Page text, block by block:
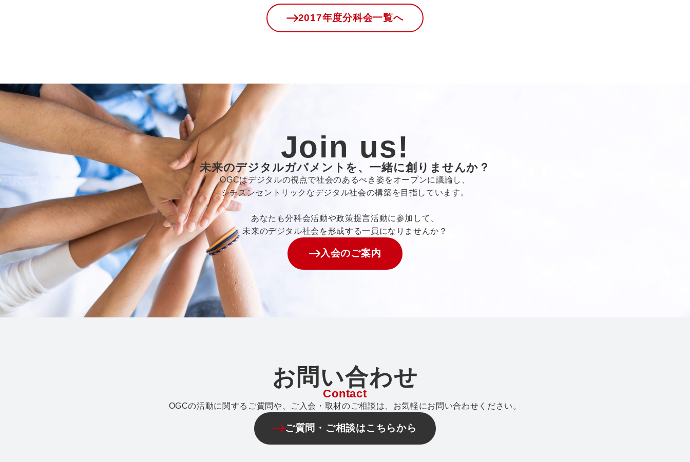
2017年度分科会一覧へ
Join us!
未来のデジタルガバメントを、一緒に創りませんか？
OGCはデジタルの視点で社会のあるべき姿をオープンに議論し、
シチズンセントリックなデジタル社会の構築を目指しています。
あなたも分科会活動や政策提言活動に参加して、
未来のデジタル社会を形成する一員になりませんか？
入会のご案内
お問い合わせ
Contact
OGCの活動に関するご質問や、ご入会・取材のご相談は、お気軽にお問い合わせください。
ご質問・ご相談はこちらから